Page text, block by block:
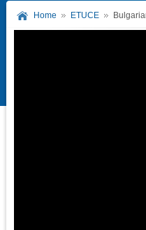
Home ETUCE